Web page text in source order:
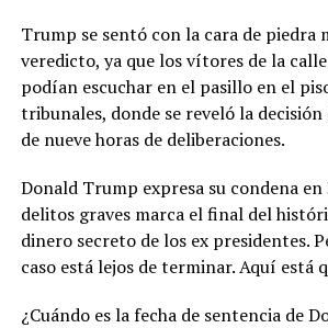
Trump se sentó con la cara de piedra
veredicto, ya que los vítores de la calle
podían escuchar en el pasillo en el
tribunales, donde se reveló la decisión
de nueve horas de deliberaciones.
Donald Trump expresa su condena
delitos graves marca el final del
dinero secreto de los ex presidentes.
caso está lejos de terminar. Aquí está
¿Cuándo es la fecha de sentencia de